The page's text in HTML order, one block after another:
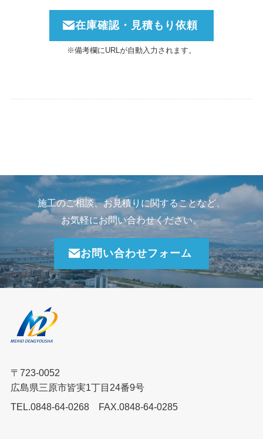
在庫確認・見積もり依頼
※備考欄にURLが自動入力されます。
施工のご相談、お見積りに関することなど、
お気軽にお問い合わせください。
お問い合わせフォーム
〒723-0052
広島県三原市皆実1丁目24番9号
TEL.0848-64-0268
FAX.0848-64-0285